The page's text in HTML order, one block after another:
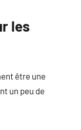
les
être une
un peu de